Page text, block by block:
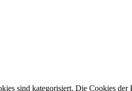
sind kategorisiert. Die Cookies